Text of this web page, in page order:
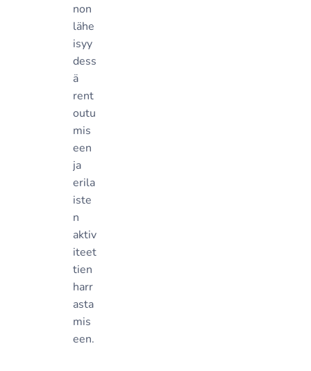
non
lähe
isyy
dess
ä
rent
outu
mis
een
ja
erila
iste
n
aktiv
iteet
tien
harr
asta
mis
een.